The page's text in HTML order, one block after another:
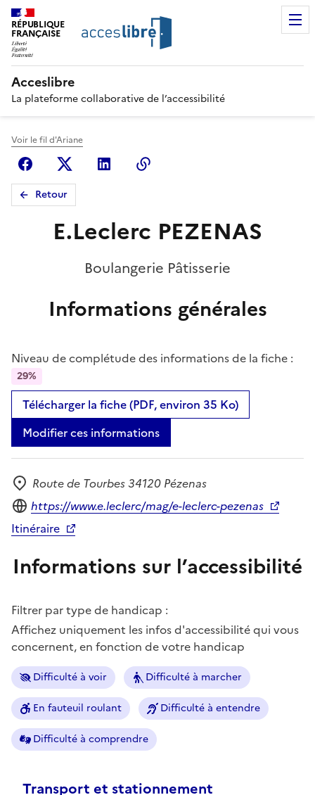
RÉPUBLIQUE
FRANÇAISE
Acceslibre
La plateforme collaborative de l’accessibilité
Voir le fil d'Ariane
FacebookX (anciennement Twitter)
Linkedin
Retour
E.Leclerc PEZENAS
Boulangerie Pâtisserie
Informations générales
Niveau de complétude des informations de la fiche :
29%
Télécharger la fiche (PDF, environ 35 Ko)
Modifier ces informations
Adresse
Route de Tourbes 34120 Pézenas
Site internet
https://www.e.leclerc/mag/e-leclerc-pezenas
Itinéraire
Informations sur l’accessibilité
Filtrer par type de handicap :
Affichez uniquement les infos d'accessibilité qui vous
concernent, en fonction de votre handicap
Difficulté à voir Difficulté à marcher
En fauteuil roulant Difficulté à entendre
Difficulté à comprendre
Transport et stationnement